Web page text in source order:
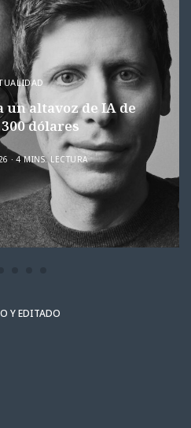
un altavoz de IA de
dólares
4 MINS. LECTURA
Y EDITADO